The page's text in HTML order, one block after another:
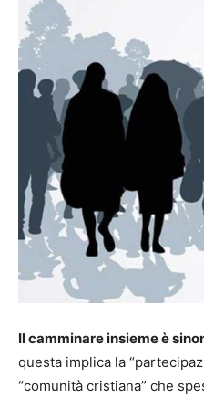
Il camminare insieme è
questa implica la
“comunità cristiana” che